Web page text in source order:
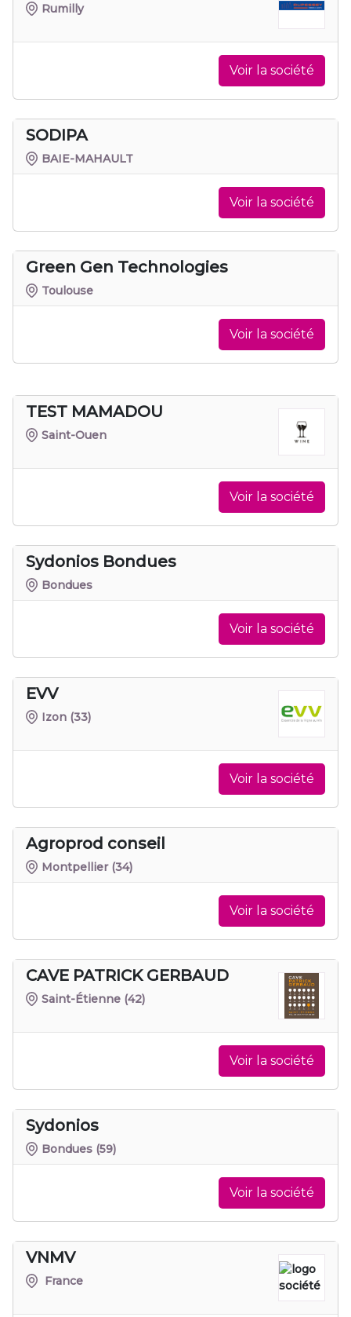
Rumilly
Voir la société
SODIPA
BAIE-MAHAULT
Voir la société
Green Gen Technologies
Toulouse
Voir la société
TEST MAMADOU
Saint-Ouen
Voir la société
Sydonios Bondues
Bondues
Voir la société
EVV
Izon (33)
Voir la société
Agroprod conseil
Montpellier (34)
Voir la société
CAVE PATRICK GERBAUD
Saint-Étienne (42)
Voir la société
Sydonios
Bondues (59)
Voir la société
VNMV
France